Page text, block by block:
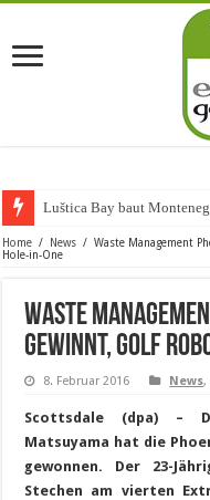
Luštica Bay baut
Home / News / Waste Management
Hole-in-One
Waste
gewinnt, Golf
8. Februar 2016 News,
Scottsdale (dpa) –
Matsuyama hat die
gewonnen. Der 23-
Stechen am vierten